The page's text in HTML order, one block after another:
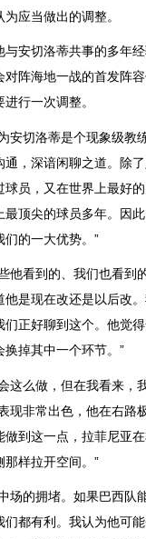
应当做出的调整。
与安切洛蒂共事的多年
阵海地一战的首发阵容
行一次调整。
安切洛蒂是个现象级教
通，深谙闲聊之道。除
员，又在世界上最好
最顶尖的球员多年。因
的一大优势。”
他看到的、我们也看到
是现在改还是以后改
们正好聊到这个。他觉
换掉其中一个环节。”
这么做，但在我看来，
现非常出色，他在右路
做到这一点，拉菲尼亚
样拉开空间。”
场的拥堵。如果巴西队
们都有利。我认为他可